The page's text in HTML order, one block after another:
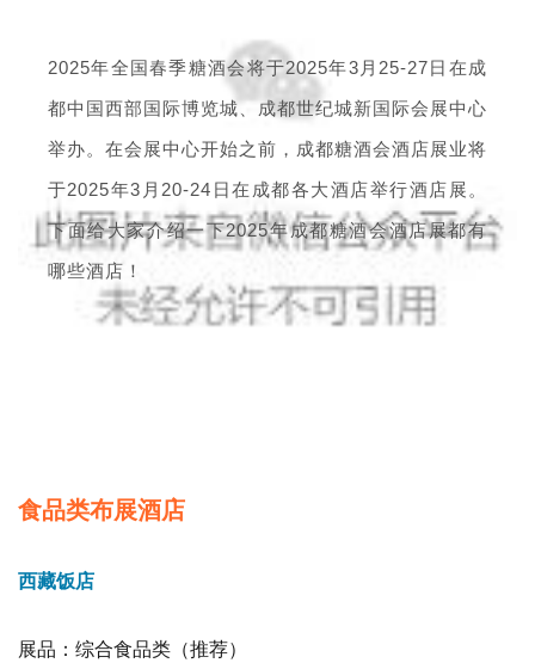
2025年全国春季糖酒会将于2025年3月25-27日在成
都中国西部国际博览城、成都世纪城新国际会展中心
举办。在会展中心开始之前，成都糖酒会酒店展业将
于2025年3月20-24日在成都各大酒店举行酒店展。
下面给大家介绍一下2025年成都糖酒会酒店展都有
哪些酒店！
食品类布展酒店
西藏饭店
展品：综合食品类 （推荐）